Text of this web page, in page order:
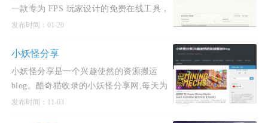
一款专为 FPS 玩家设计的免费在线工具，
旨在帮助玩家在不同游戏之间保持一致的
1500 款游戏，涵盖《无畏契约》《CS2》
《Apex 英雄》《守望先锋 2
发布时间：01-20
小妖怪分享
小妖怪分享是一个兴趣使然的资源搬运
blog。酷奇猫收录的小妖怪分享网,每天为
大家更新国内外单机PJ游戏，安卓PJ软
发布时间：11-03